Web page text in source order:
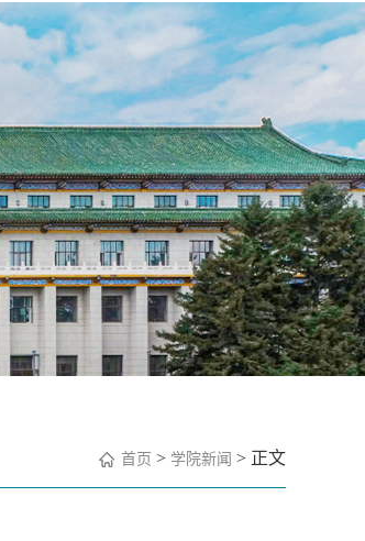
首页 > 学院新闻 > 正文